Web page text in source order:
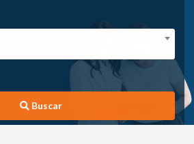
Buscar